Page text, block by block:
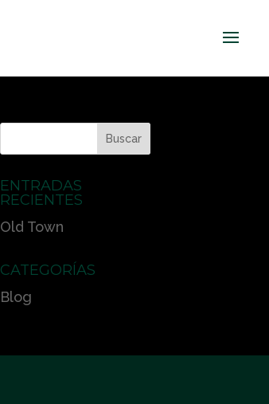
ENTRADAS
RECIENTES
Old Town
CATEGORÍAS
Blog